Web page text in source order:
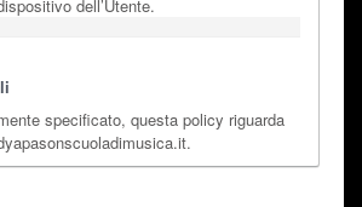
dell’Utente.
specificato, questa policy riguarda